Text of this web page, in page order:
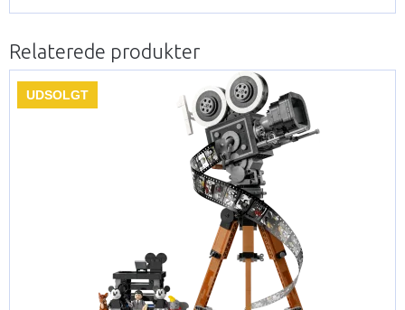
Relaterede produkter
UDSOLGT